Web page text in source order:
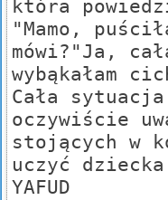
która
"Mamo,
mówi?"Ja,
wybąkałam
Cała
oczywiście
stojących w
uczyć
YAFUD